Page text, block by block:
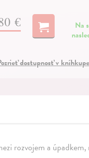
€
Na
dostupnosť v
rozvojem a